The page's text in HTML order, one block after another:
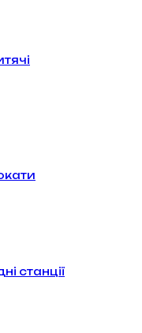
станції